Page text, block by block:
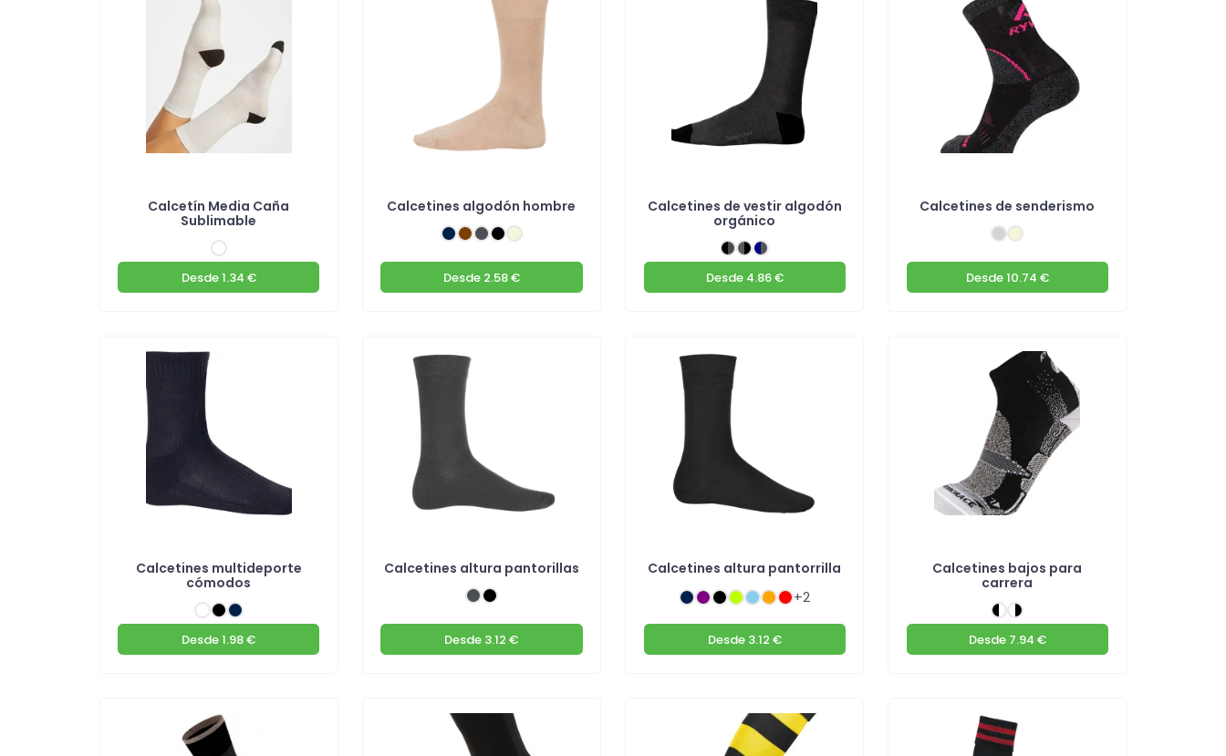
Calcetín Media Caña
Sublimable
Desde1.34 €
Calcetines algodón hombre
Desde2.58 €
Calcetines de vestir algodón
orgánico
Desde4.86 €
Calcetines de senderismo
Desde10.74 €
Calcetines multideporte
cómodos
Desde1.98 €
Calcetines altura pantorillas
Desde 3.12 €
Calcetines altura pantorrilla
+2
Desde3.12 €
Calcetines bajos para
carrera
Desde7.94 €